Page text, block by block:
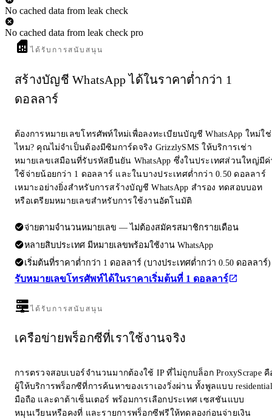
No cached data from leak check
No cached data from leak check pro
ได้รับการสนับสนุน
สร้างบัญชี WhatsApp ได้ในราคาต่ำกว่า 1
ดอลลาร์
ต้องการหมายเลขโทรศัพท์ใหม่เพื่อลงทะเบียนบัญชี WhatsApp ใหม่ใช่
ไหม? คุณไม่จำเป็นต้องมีซิมการ์ดจริง GrizzlySMS ให้บริการเช่า
หมายเลขเสมือนที่รับรหัสยืนยัน WhatsApp ซึ่งในประเทศส่วนใหญ่มีค่
ใช้จ่ายน้อยกว่า 1 ดอลลาร์ และในบางประเทศต่ำกว่า 0.50 ดอลลาร์
เหมาะอย่างยิ่งสำหรับการสร้างบัญชี WhatsApp สำรอง ทดสอบบอท
หรือเตรียมหมายเลขสำหรับการใช้งานอัตโนมัติ
จ่ายตามจำนวนหมายเลข — ไม่ต้องสมัครสมาชิกรายเดือน
หลายสิบประเทศ มีหมายเลขพร้อมใช้งาน WhatsApp
เริ่มต้นที่ราคาต่ำกว่า 1 ดอลลาร์ (บางประเทศต่ำกว่า 0.50 ดอลลาร์)
รับหมายเลขโทรศัพท์ได้ในราคาเริ่มต้นที่ 1 ดอลลาร์
ได้รับการสนับสนุน
เครือข่ายพร็อกซีที่เราใช้งานจริง
การตรวจสอบเบอร์จำนวนมากต้องใช้ IP ที่ไม่ถูกบล็อก ProxyScrape คื
ผู้ให้บริการพร็อกซีที่การค้นหาของเราเองวิ่งผ่าน ทั้งพูลแบบ residential
มือถือ และดาต้าเซ็นเตอร์ พร้อมการเลือกประเทศ เซสชันแบบ
หมุนเวียนหรือคงที่ และรายการพร็อกซีฟรีให้ทดลองก่อนจ่ายเงิน